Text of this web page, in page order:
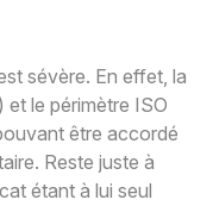
sévère. En effet, la
et le périmètre ISO
être accordé
Reste juste à
étant à lui seul